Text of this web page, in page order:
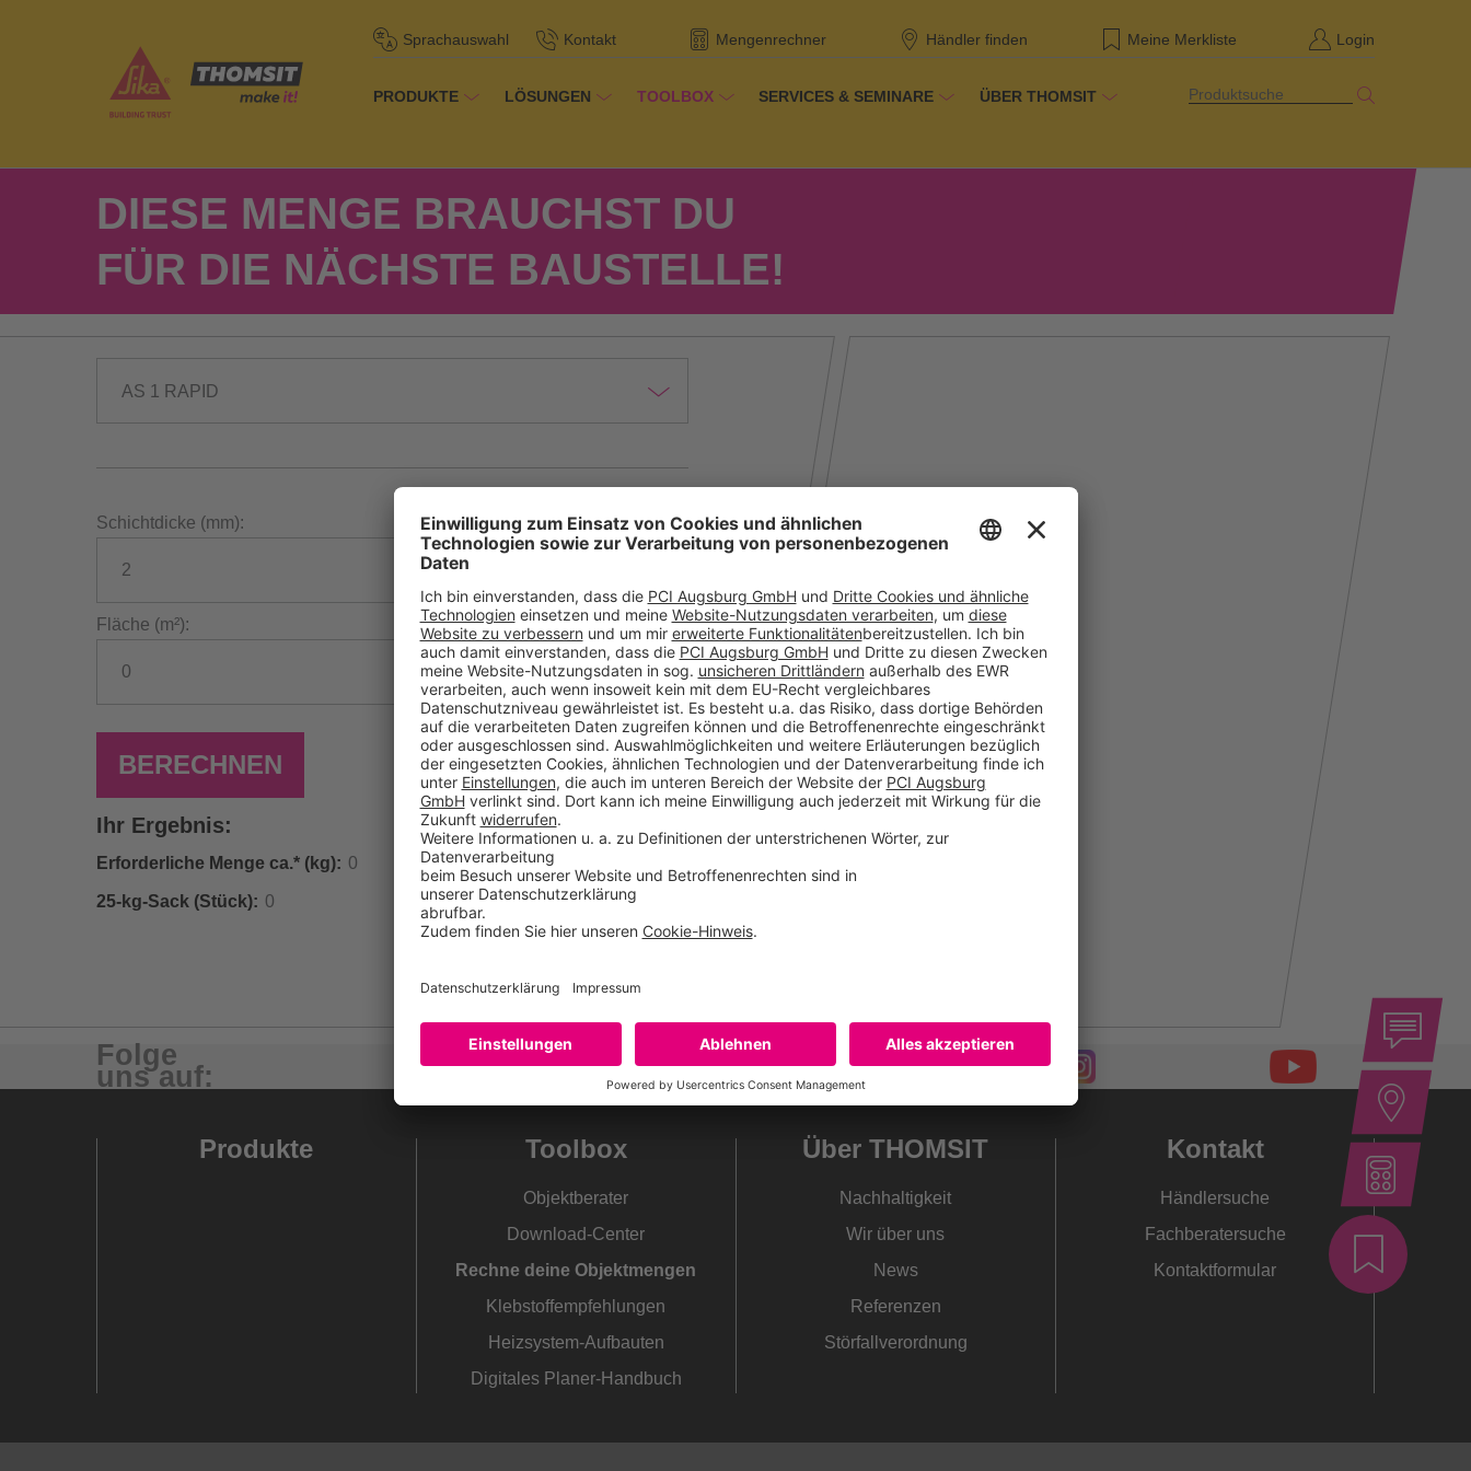
Sprachauswahl Kontakt Mengenrechner Händler finden Meine Merkliste Login
PRODUKTE LÖSUNGEN TOOLBOX SERVICES & SEMINARE ÜBER THOMSIT Produktsuche
DIESE MENGE BRAUCHST DU
FÜR DIE NÄCHSTE BAUSTELLE!
AS 1 RAPID
Schichtdicke (mm):
Fläche (m²):
BERECHNEN
Ihr Ergebnis:
Erforderliche Menge ca.* (kg):
25-kg-Sack (Stück):
Folge
uns auf:
Produkte Toolbox
Objektberater
Download-Center
Rechne deine Objektmengen
Klebstoffempfehlungen
Heizsystem-Aufbauten
Digitales Planer-Handbuch
Über THOMSIT
Nachhaltigkeit
Wir über uns
News
Referenzen
Störfallverordnung
Kontakt
Händlersuche
Fachberatersuche
Kontaktformular